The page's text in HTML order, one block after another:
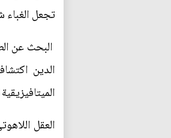
تجعل
البحث عن
الدين
العقل